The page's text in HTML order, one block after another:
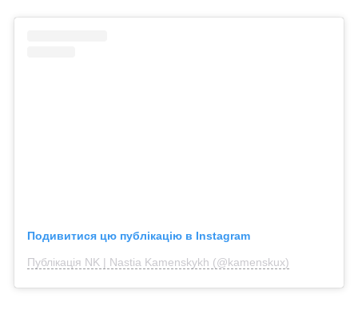
Подивитися цю публікацію в Instagram
Публікація NK | Nastia Kamenskykh (@kamenskux)